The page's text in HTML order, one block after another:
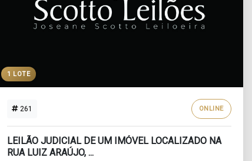
1 LOTE
261 ONLINE
LEILÃO JUDICIAL DE UM IMÓVEL LOCALIZADO NA
RUA LUIZ ARAÚJO, ...